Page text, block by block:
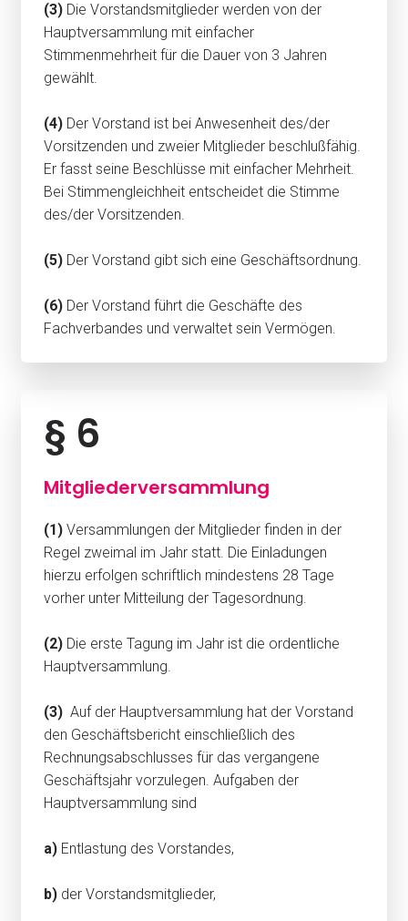
(3) Die Vorstandsmitglieder werden von der
Hauptversammlung mit einfacher
Stimmenmehrheit für die Dauer von 3 Jahren
gewählt.
(4) Der Vorstand ist bei Anwesenheit des/der
Vorsitzenden und zweier Mitglieder beschlußfähig.
Er fasst seine Beschlüsse mit einfacher Mehrheit.
Bei Stimmengleichheit entscheidet die Stimme
des/der Vorsitzenden.
(5) Der Vorstand gibt sich eine Geschäftsordnung.
(6) Der Vorstand führt die Geschäfte des
Fachverbandes und verwaltet sein Vermögen.
§ 6
Mitgliederversammlung
(1) Versammlungen der Mitglieder finden in der
Regel zweimal im Jahr statt. Die Einladungen
hierzu erfolgen schriftlich mindestens 28 Tage
vorher unter Mitteilung der Tagesordnung.
(2) Die erste Tagung im Jahr ist die ordentliche
Hauptversammlung.
(3) Auf der Hauptversammlung hat der Vorstand
den Geschäftsbericht einschließlich des
Rechnungsabschlusses für das vergangene
Geschäftsjahr vorzulegen. Aufgaben der
Hauptversammlung sind
a) Entlastung des Vorstandes,
b) der Vorstandsmitglieder,